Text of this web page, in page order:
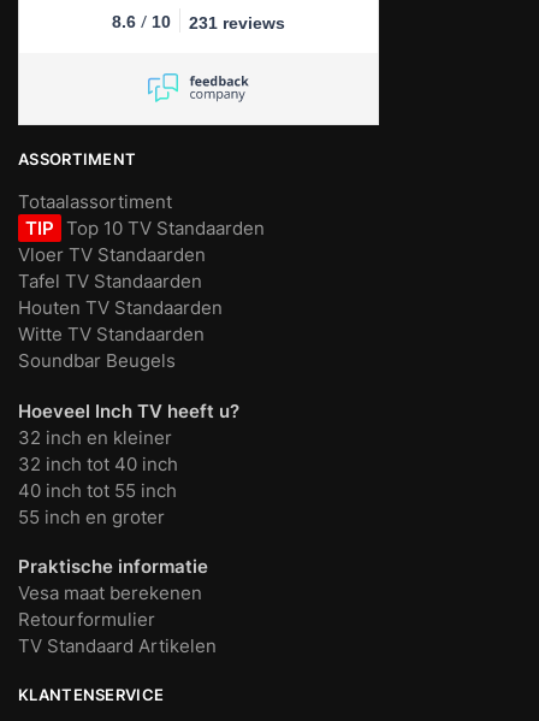
8.6 / 10 231 reviews
ASSORTIMENT
Totaalassortiment
TIP Top 10 TV Standaarden
Vloer TV Standaarden
Tafel TV Standaarden
Houten TV Standaarden
Witte TV Standaarden
Soundbar Beugels
Hoeveel Inch TV heeft u?
32 inch en kleiner
32 inch tot 40 inch
40 inch tot 55 inch
55 inch en groter
Praktische informatie
Vesa maat berekenen
Retourformulier
TV Standaard Artikelen
KLANTENSERVICE